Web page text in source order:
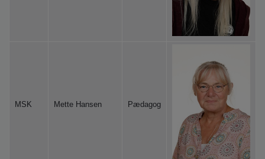
MSK Mette Hansen Pædagog